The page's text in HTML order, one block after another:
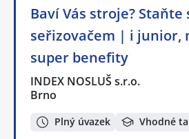
Baví Vás stroje? Staňte
seřizovačem | i junior,
super benefity
INDEX NOSLUŠ s.r.o.
Brno
Plný úvazek Vhodné